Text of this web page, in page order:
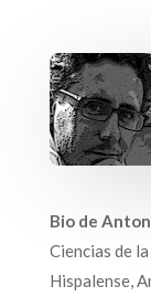
Bio de
Ciencias de
Hispalense,